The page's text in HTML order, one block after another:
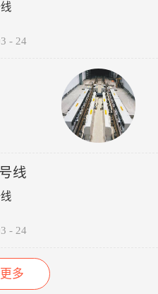
下降趋势（↓14%），而自检
（↑35%），效果如下图所
间长了，车辆多了，管理就跟
不上了，人员变动，对维修维
护工作影响很大，而诺丽科技
的车辆检修管理系统全面解决
了我们以往工作中的所有难
了，管理更规范标准了，我们
上了一个新台阶了。” ——重
修管理人员
润滑建议。 6、图形化:所
验证，可通过轮录像及照片，
自动采集、分析、计算、传输
通信功能，探测站实现无人值
守。2、自动检测通过车辆的
轮对踏面擦伤深度与面积、轮
缘厚度、轮缘高度、QR值、
- 24
线
- 24
多